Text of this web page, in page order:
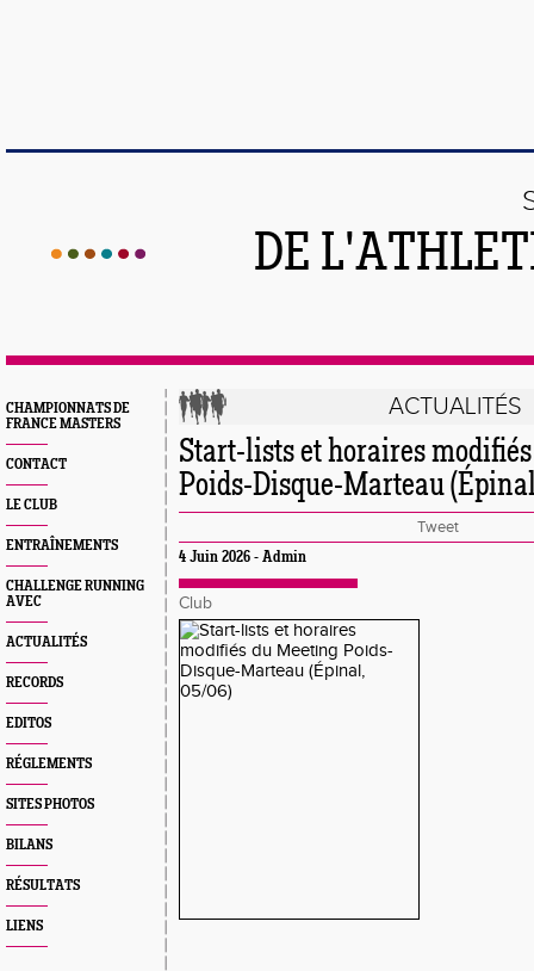
DE
CHAMPIONNATS DE
FRANCE MASTERS
CONTACT
LE CLUB
ENTRAÎNEMENTS
CHALLENGE RUNNING
AVEC
ACTUALITÉS
RECORDS
EDITOS
RÉGLEMENTS
SITES PHOTOS
BILANS
RÉSULTATS
LIENS
ACTUALITÉS
Start-lists et horaires
Poids-Disque-Marteau
Tweet
4 Juin 2026 - Admin
Club